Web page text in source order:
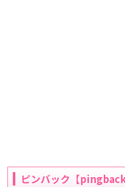
ピンバック【